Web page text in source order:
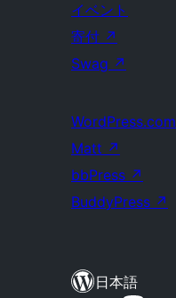
イベント
寄付 ↗
Swag ↗
WordPress.com
Matt ↗
bbPress ↗
BuddyPress ↗
日本語